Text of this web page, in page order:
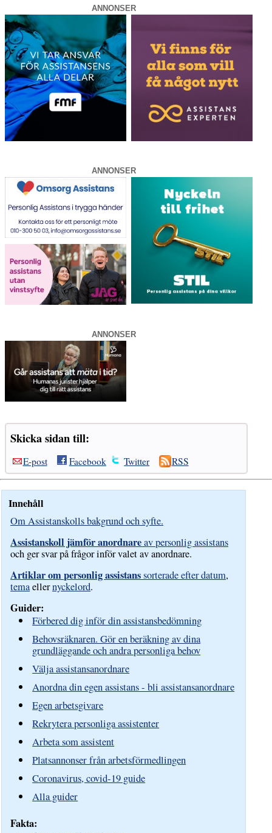
ANNONSER
ANNONSER
ANNONSER
Skicka sidan till:
E-post Facebook Twitter RSS
Innehåll
Om Assistanskolls bakgrund och syfte.
Assistanskoll jämför anordnareav personlig assistans
och ger svar på frågor inför valet av anordnare.
Artiklar om personlig assistanssorterade efter datum,
temaellernyckelord.
Guider:
Förbered dig inför din assistansbedömning
Behovsräknaren. Gör en beräkning av dina
grundläggande och andra personliga behov
Välja assistansanordnare
Anordna din egen assistans - bli assistansanordnare
Egen arbetsgivare
Rekrytera personliga assistenter
Arbeta som assistent
Platsannonser från arbetsförmedlingen
Coronavirus, covid-19 guide
Alla guider
Fakta: